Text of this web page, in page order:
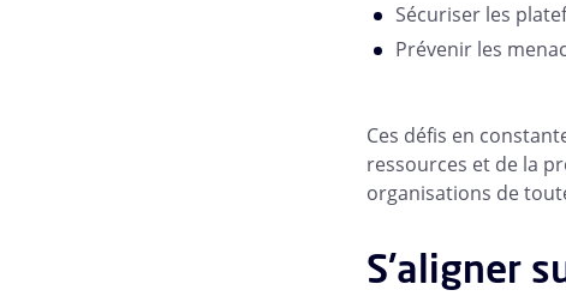
Sécuriser les
Prévenir les
Ces défis en
ressources et de la
organisations de
S'aligner